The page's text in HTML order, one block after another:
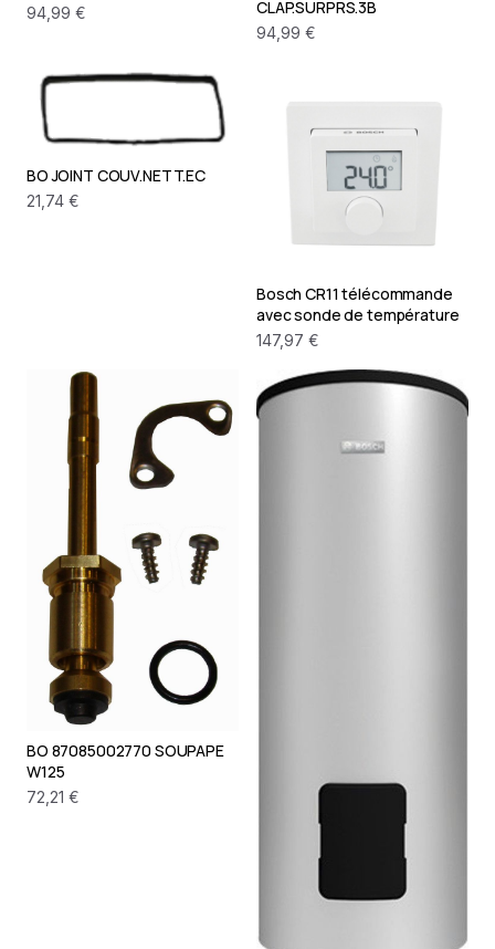
94,99 €
CLAP.SURPRS.3B
94,99 €
BO JOINT COUV.NETT.EC
21,74 €
Bosch CR11 télécommande
avec sonde de température
147,97 €
BO 87085002770 SOUPAPE
W125
72,21 €